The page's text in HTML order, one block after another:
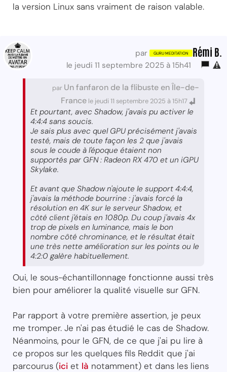
la version Linux sans vraiment de raison valable.
par Rémi B.
le jeudi 11 septembre 2025 à 15h41
par Un fanfaron de la flibuste en Île-de-
France le jeudi 11 septembre 2025 à 15h17
Et pourtant, avec Shadow, j'avais pu activer le
4:4:4 sans soucis.
Je sais plus avec quel GPU précisément j'avais
testé, mais de toute façon les 2 que j'avais
sous le coude à l'époque étaient non
supportés par GFN : Radeon RX 470 et un iGPU
Skylake.
Et avant que Shadow n'ajoute le support 4:4:4,
j'avais la méthode bourrine : j'avais forcé la
résolution en 4K sur le serveur Shadow, et
côté client j'étais en 1080p. Du coup j'avais 4x
trop de pixels en luminance, mais le bon
nombre côté chrominance, et le résultat était
une très nette amélioration sur les points ou le
4:2:0 galère habituellement.
Oui, le sous-échantillonnage fonctionne aussi très
bien pour améliorer la qualité visuelle sur GFN.
Par rapport à votre première assertion, je peux
me tromper. Je n'ai pas étudié le cas de Shadow.
Néanmoins, pour le GFN, de ce que j'ai pu lire à
ce propos sur les quelques fils Reddit que j'ai
parcourus (ici et là notamment) et dans les liens